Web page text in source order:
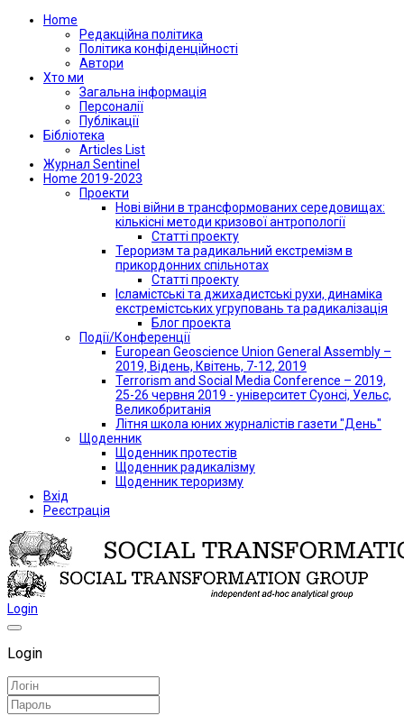
Home
Редакційна політика
Політика конфіденційності
Автори
Хто ми
Загальна інформація
Персоналії
Публікації
Бібліотека
Articles List
Журнал Sentinel
Home 2019-2023
Проекти
Нові війни в трансформованих середовищах:
кількісні методи кризової антропології
Статті проекту
Тероризм та радикальний екстремізм в
прикордонних спільнотах
Статті проекту
Ісламістські та джихадистські рухи, динаміка
екстремістських угруповань та радикалізація
Блог проекта
Події/Конференції
European Geoscience Union General Assembly –
2019, Відень, Квітень, 7-12, 2019
Terrorism and Social Media Conference – 2019,
25-26 червня 2019 - університет Суонсі, Уельс,
Великобританія
Літня школа юних журналістів газети "День"
Щоденник
Щоденник протестів
Щоденник радикалізму
Щоденник тероризму
Вхід
Реєстрація
Login
Login